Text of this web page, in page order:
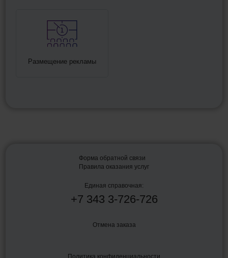
Размещение рекламы
Правила оказания услуг
Форма обратной связи
Единая справочная:
+7 343 3-726-726
Отмена заказа